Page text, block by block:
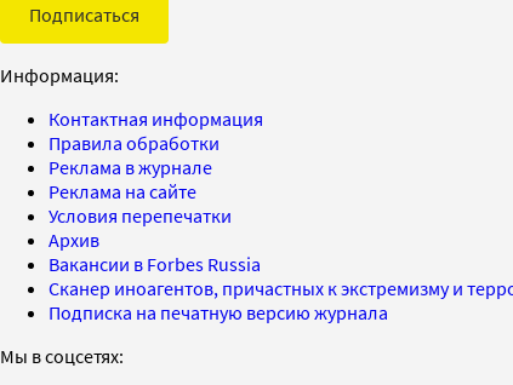
Подписаться
Информация:
Контактная информация
Правила обработки
Реклама в журнале
Реклама на сайте
Условия перепечатки
Архив
Вакансии в Forbes Russia
Сканер иноагентов, причастных к экстремизму и
Подписка на печатную версию журнала
Мы в соцсетях: